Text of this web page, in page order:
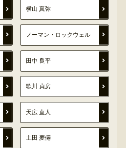
横山 真弥
ノーマン・ロックウェル
田中 良平
歌川 貞房
天広 直人
土田 麦僊